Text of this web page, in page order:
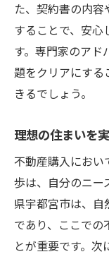
た、契約書の内
することで、安
す。専門家のア
題をクリアにする
きるでしょう。
理想の住まいを
不動産購入にお
歩は、自分のニー
県宇都宮市は、
であり、ここで
とが重要です。